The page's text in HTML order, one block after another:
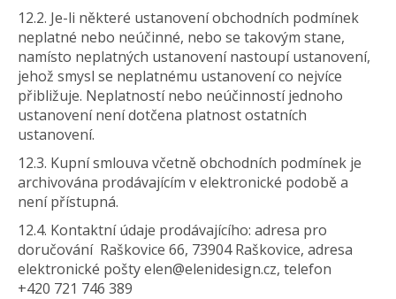
12.2. Je-li některé ustanovení obchodních podmínek
neplatné nebo neúčinné, nebo se takovým stane,
namísto neplatných ustanovení nastoupí ustanovení,
jehož smysl se neplatnému ustanovení co nejvíce
přibližuje. Neplatností nebo neúčinností jednoho
ustanovení není dotčena platnost ostatních
ustanovení.
12.3. Kupní smlouva včetně obchodních podmínek je
archivována prodávajícím v elektronické podobě a
není přístupná.
12.4. Kontaktní údaje prodávajícího: adresa pro
doručování Raškovice 66, 73904 Raškovice, adresa
elektronické pošty elen@elenidesign.cz, telefon
+420 721 746 389